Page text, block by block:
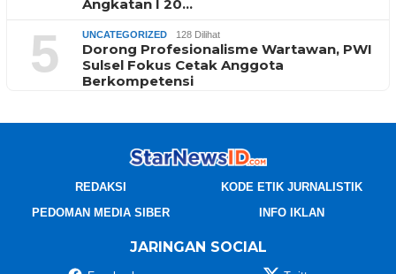
Angkatan I 20…
5 UNCATEGORIZED 128 Dilihat
Dorong Profesionalisme Wartawan, PWI
Sulsel Fokus Cetak Anggota
Berkompetensi
REDAKSI
KODE ETIK JURNALISTIK
PEDOMAN MEDIA SIBER
INFO IKLAN
JARINGAN SOCIAL